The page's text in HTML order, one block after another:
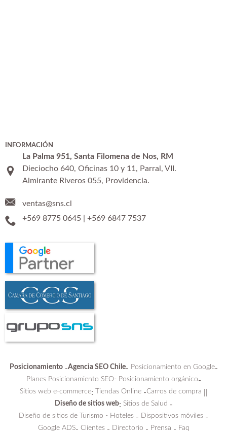
INFORMACIÓN
La Palma 951, Santa Filomena de Nos, RM
Dieciocho 640, Oficinas 10 y 11, Parral, VII.
Almirante Riveros 055, Providencia.
ventas@sns.cl
+569 8775 0645| +569 6847 7537
Posicionamiento-Agencia SEO Chile- Posicionamiento en Google-
Planes Posicionamiento SEO- Posicionamiento orgánico-
Sitios web e-commerce: Tiendas Online-Carros de compra
Diseño de sitios web: Sitios de Salud -
Diseño de sitios de Turismo - Hoteles - Dispositivos móviles -
Google ADS- Clientes- Directorio - Prensa - Faq